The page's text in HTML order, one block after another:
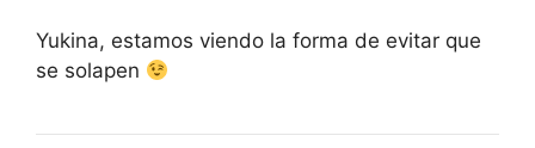
Yukina, estamos viendo la forma de evitar que
se solapen